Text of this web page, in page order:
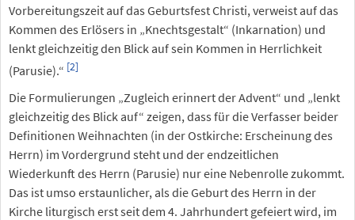
Vorbereitungszeit auf das Geburtsfest Christi, verweist auf das
Kommen des Erlösers in „Knechtsgestalt“ (Inkarnation) und
lenkt gleichzeitig den Blick auf sein Kommen in Herrlichkeit
(Parusie).“ [2]
Die Formulierungen „Zugleich erinnert der Advent“ und „lenkt
gleichzeitig des Blick auf“ zeigen, dass für die Verfasser beider
Definitionen Weihnachten (in der Ostkirche: Erscheinung des
Herrn) im Vordergrund steht und der endzeitlichen
Wiederkunft des Herrn (Parusie) nur eine Nebenrolle zukommt.
Das ist umso erstaunlicher, als die Geburt des Herrn in der
Kirche liturgisch erst seit dem 4. Jahrhundert gefeiert wird, im